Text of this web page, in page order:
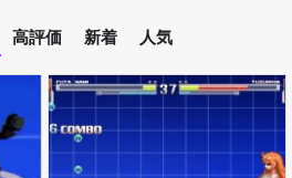
高評価 新着 人気